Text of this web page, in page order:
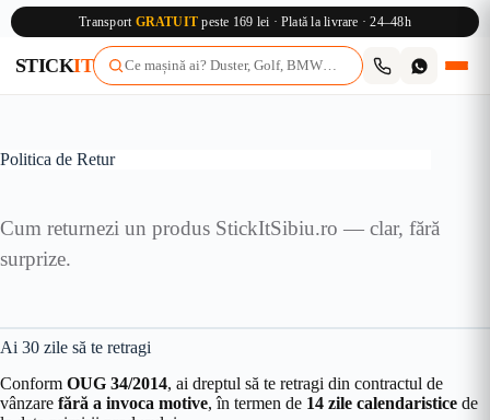
Transport GRATUIT peste 169 lei · Plată la livrare · 24–48h
STICKIT
Politica de Retur
Cum returnezi un produs StickItSibiu.ro — clar, fără
surprize.
Ai 30 zile să te retragi
Conform OUG 34/2014, ai dreptul să te retragi din contractul de
vânzare fără a invoca motive, în termen de 14 zile calendaristice de